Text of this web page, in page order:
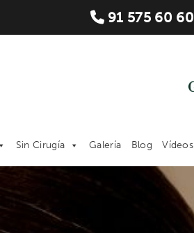
91 575 60 60
Sin Cirugía Galería Blog Vídeos